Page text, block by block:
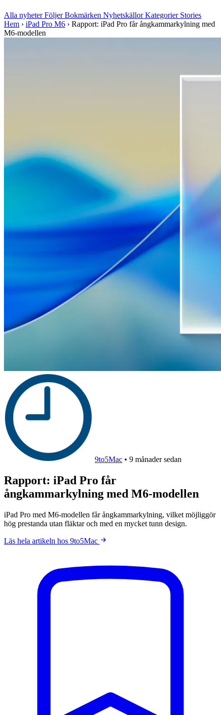
Alla nyheterFöljerBokmärken NyhetskällorKategorier Stories
Hem › iPad Pro M6 › Rapport: iPad Pro får ångkammarkylning med
M6-modellen
9to5Mac • 9 månader sedan
Rapport: iPad Pro får
ångkammarkylning med M6-modellen
iPad Pro med M6-modellen får ångkammarkylning, vilket möjliggör
hög prestanda utan fläktar och med en mycket tunn design.
Läs hela artikeln hos 9to5Mac